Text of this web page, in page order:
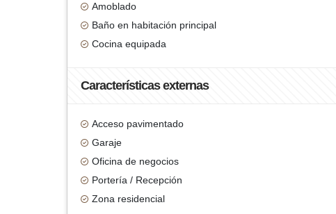
Amoblado
Baño en habitación principal
Cocina equipada
Características externas
Acceso pavimentado
Garaje
Oficina de negocios
Portería / Recepción
Zona residencial